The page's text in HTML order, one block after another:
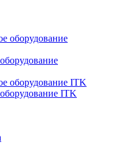
ITK